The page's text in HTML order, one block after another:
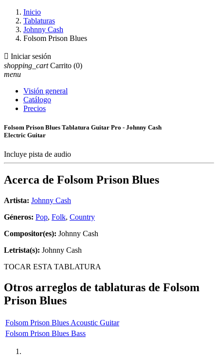
Inicio
Tablaturas
Johnny Cash
Folsom Prison Blues
 Iniciar sesión
shopping_cart Carrito (0)
menu
Visión general
Catálogo
Precios
Folsom Prison Blues Tablatura Guitar Pro - Johnny Cash
Electric Guitar
Incluye pista de audio
Acerca de Folsom Prison Blues
Artista: Johnny Cash
Géneros: Pop, Folk, Country
Compositor(es): Johnny Cash
Letrista(s): Johnny Cash
TOCAR ESTA TABLATURA
Otros arreglos de tablaturas de Folsom
Prison Blues
Folsom Prison Blues Acoustic Guitar
Folsom Prison Blues Bass